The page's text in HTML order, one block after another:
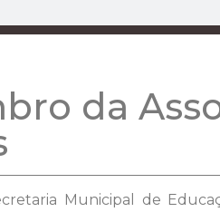
da
Municipal de